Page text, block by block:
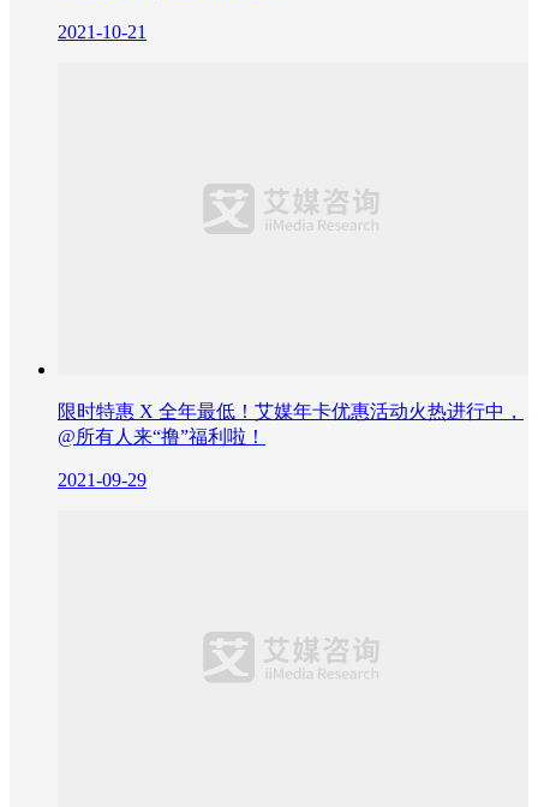
2021-10-21
限时特惠 X 全年最低！艾媒年卡优惠活动火热进行中，
@所有人来“撸”福利啦！
2021-09-29